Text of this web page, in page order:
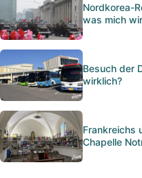
Nordkorea-
was mich
Besuch der
wirklich?
Frankreichs
Chapelle